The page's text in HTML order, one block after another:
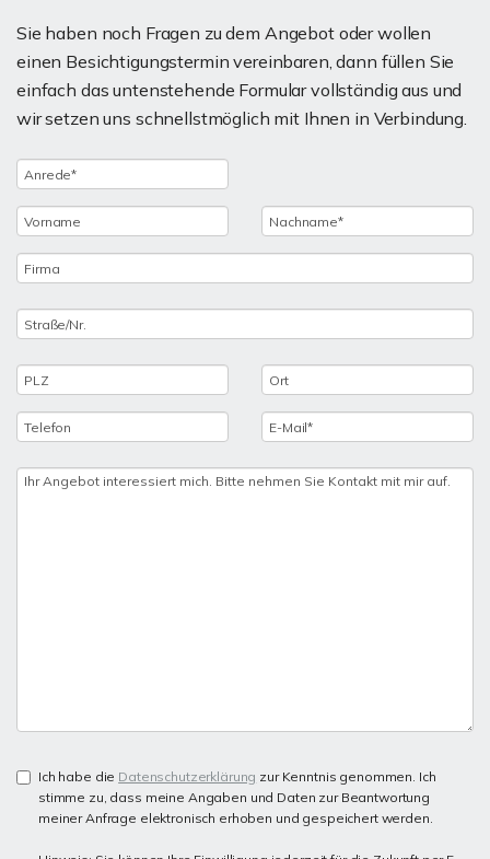
Sie haben noch Fragen zu dem Angebot oder wollen
einen Besichtigungstermin vereinbaren, dann füllen Sie
einfach das untenstehende Formular vollständig aus und
wir setzen uns schnellstmöglich mit Ihnen in Verbindung.
Ich habe die Datenschutzerklärung zur Kenntnis genommen. Ich
stimme zu, dass meine Angaben und Daten zur Beantwortung
meiner Anfrage elektronisch erhoben und gespeichert werden.